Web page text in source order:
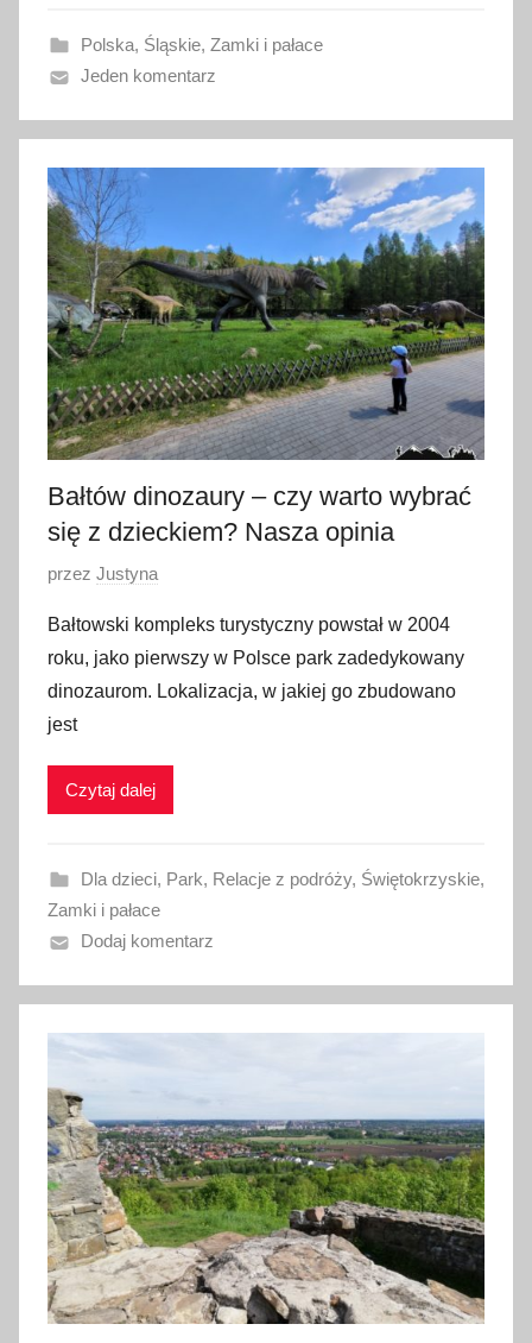
n
o
8
s
t
y
c
z
n
i
a
2
0
3
Polska, Śląskie, Zamki i pałace
Jeden komentarz
Bałtów dinozaury – czy warto wybrać
się z dzieckiem? Nasza opinia
O
u
b
l
i
w
n
o
1
m
a
a
2
0
2
2
przez Justyna
Bałtowski kompleks turystyczny powstał w 2004
roku, jako pierwszy w Polsce park zadedykowany
dinozaurom. Lokalizacja, w jakiej go zbudowano
jest
Czytaj dalej
Dla dzieci, Park, Relacje z podróży, Świętokrzyskie,
Zamki i pałace
Dodaj komentarz